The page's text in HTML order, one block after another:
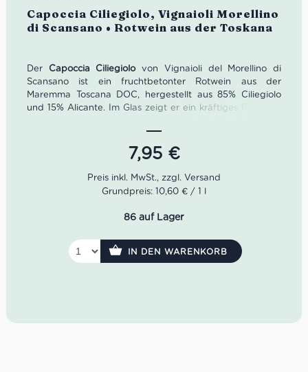
Capoccia Ciliegiolo, Vignaioli Morellino
di Scansano • Rotwein aus der Toskana
Bewertet
Der Capoccia Ciliegiolovon Vignaioli del Morellino di
Scansano ist ein fruchtbetonter Rotwein aus der
Maremma Toscana DOC, hergestellt aus 85% Ciliegiolo
und 15% Alicante. Im Glas zeigt er ein kräftiges Rubinrot;
Brombeeren, begleitet von feinen Gewürznoten. Am
Gaumen wirkt er saftig, trocken, ausgewogen und
angenehm weich, mit runden Tanninen und guter Länge.
Ein toskanischer Rotwein für die tägliche italienische
Küche – ideal zu Salumi, Antipasti, Pasta mit Fleischsauce
und herzhaften Fleischgerichten.
7,95 €
Grundpreis: 10,60 € / 1 l
86 auf Lager
IN DEN WARENKORB